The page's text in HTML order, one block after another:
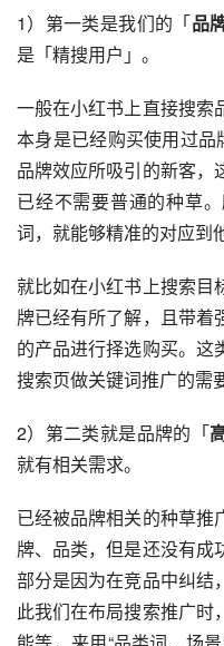
1）第一类是我们的「品
是「精搜用户」。
一般在小红书上直接搜索
本身是已经购买使用过品
品牌效应所吸引的新客，
已经不需要普通的种草
词，就能够精准的对应到
就比如在小红书上搜索目
牌已经有所了解，且带着
的产品进行择选购买。这
搜索页做关键词推广的需
2）第二类就是品牌的「
就有相关需求。
已经被品牌相关的种草推
牌、品类，但是还没有成
部分是因为在竞品中纠结
此我们在布局搜索推广时